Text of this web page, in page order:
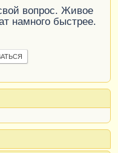
вопрос. Живое
намного быстрее.